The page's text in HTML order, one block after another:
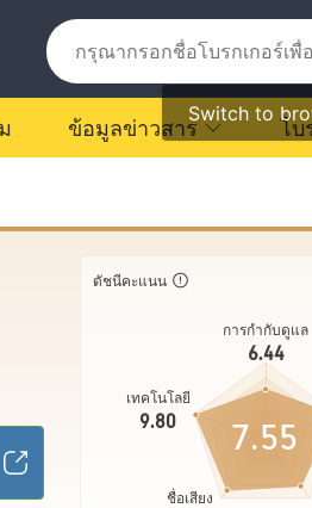
Switch to
ข้อมูลข่าวสาร โบ
ดัชนีคะแนน
การกำกับดูแล
6.44
เทคโนโลยี
9.80
ชื่อเสียง
7.55